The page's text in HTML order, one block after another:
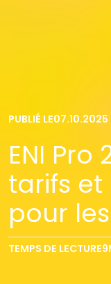
PUBLIÉ LE07.10.2025
ENI Pro
tarifs
pour
TEMPS DE LECTURE9